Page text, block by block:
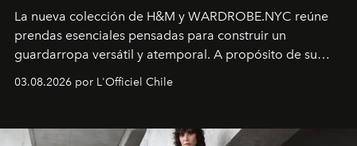
La nueva colección de H&M y WARDROBE.NYC reúne
prendas esenciales pensadas para construir un
guardarropa versátil y atemporal. A propósito de su
la asesora creativa y jefa de diseño global de la marca
y la filosofía detrás de la propuesta.
03.08.2026 por L'Officiel Chile